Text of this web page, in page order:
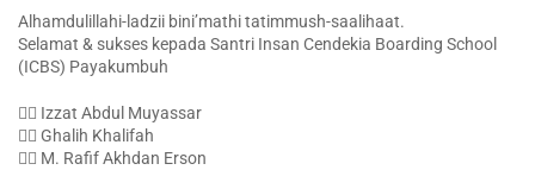
Alhamdulillahi-ladzii bini’mathi tatimmush-saalihaat.
Selamat & sukses kepada Santri Insan Cendekia Boarding School
(ICBS) Payakumbuh
👳‍♀️ Izzat Abdul Muyassar
👳‍♀️ Ghalih Khalifah
👳‍♀️ M. Rafif Akhdan Erson